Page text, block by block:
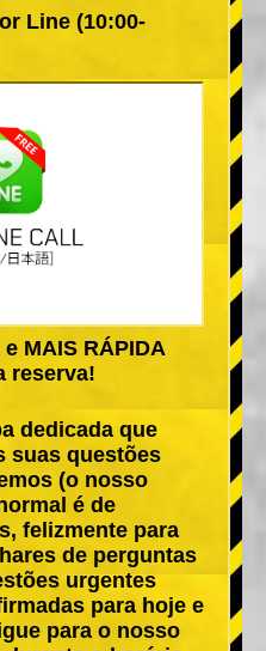
Line (10:00-
MAIS RÁPIDA
reserva!
dedicada que
suas questões
(o nosso
é de
felizmente para
de perguntas
urgentes
para hoje e
para o nosso